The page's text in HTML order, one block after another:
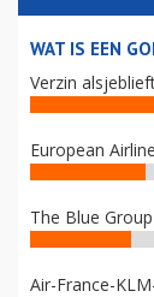
WAT IS EEN
Verzin
European
The Blue Group
Air-France-